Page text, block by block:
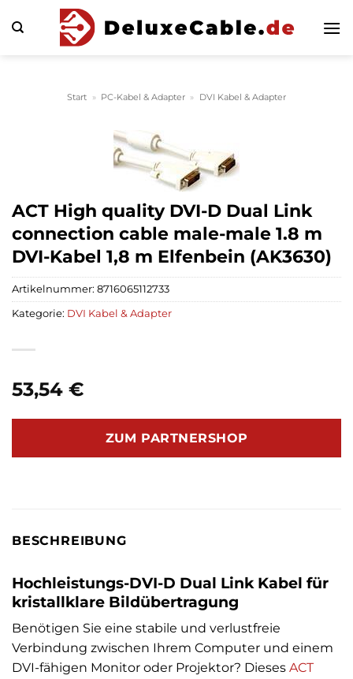
Inhalt
Start » PC-Kabel & Adapter » DVI Kabel & Adapter
ACT High quality DVI-D Dual Link
connection cable male-male 1.8 m
DVI-Kabel 1,8 m Elfenbein (AK3630)
53,54 €
ZUM PARTNERSHOP
Artikelnummer: 8716065112733
Kategorie: DVI Kabel & Adapter
BESCHREIBUNG
Hochleistungs-DVI-D Dual Link Kabel für
kristallklare Bildübertragung
Benötigen Sie eine stabile und verlustfreie
Verbindung zwischen Ihrem Computer und einem
DVI-fähigen Monitor oder Projektor? Dieses ACT